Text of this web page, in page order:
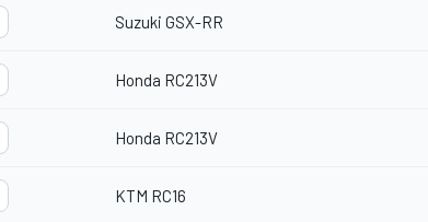
Suzuki GSX-RR
Honda RC213V
Honda RC213V
KTM RC16